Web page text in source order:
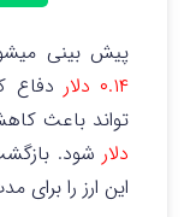
پیش بینی
۰.۱۴ دلار
دفاع
تواند باعث
دلار شود.
این ارز را برای